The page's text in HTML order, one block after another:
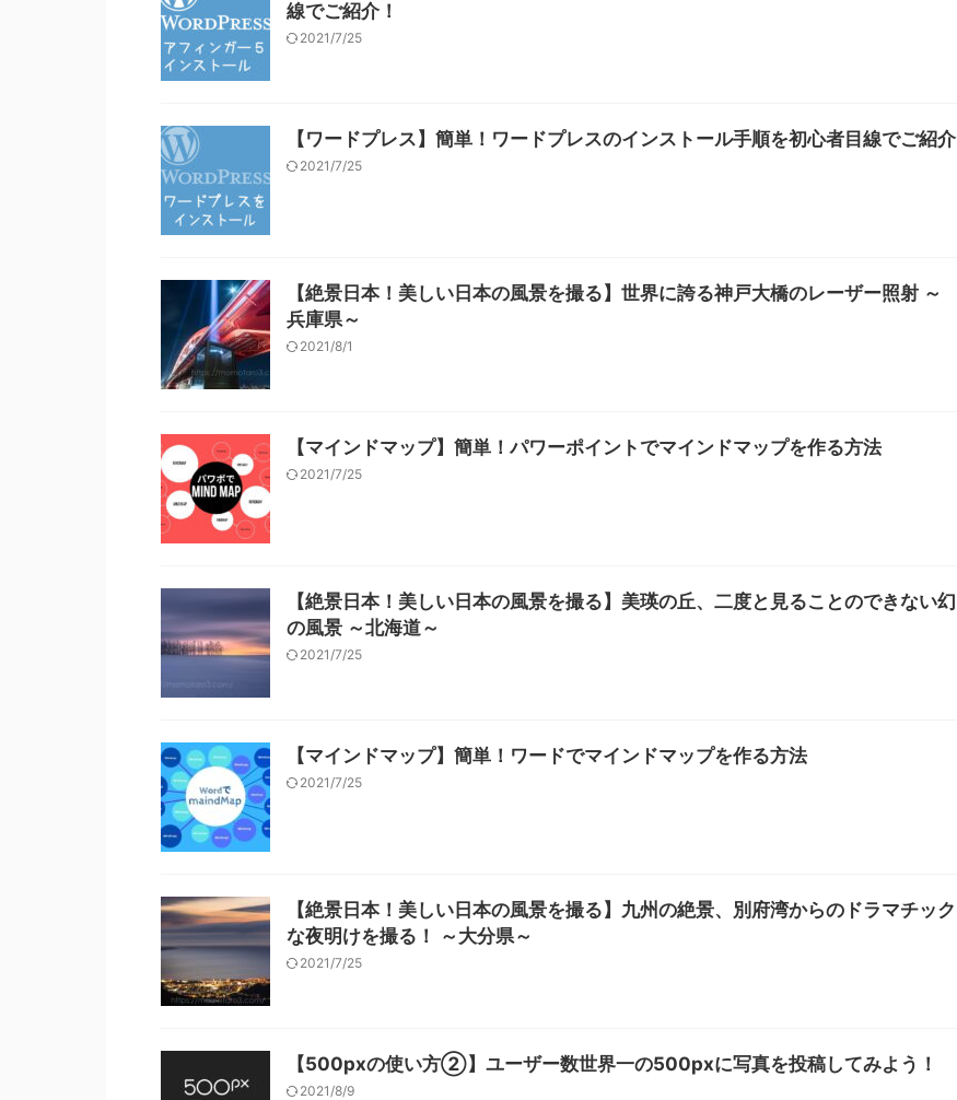
線でご紹介！
2021/7/25
【ワードプレス】簡単！ワードプレスのインストール手順を初心者目線でご紹介
2021/7/25
【絶景日本！美しい日本の風景を撮る】世界に誇る神戸大橋のレーザー照射 ～
兵庫県～
2021/8/1
【マインドマップ】簡単！パワーポイントでマインドマップを作る方法
2021/7/25
【絶景日本！美しい日本の風景を撮る】美瑛の丘、二度と見ることのできない幻
の風景 ～北海道～
2021/7/25
【マインドマップ】簡単！ワードでマインドマップを作る方法
2021/7/25
【絶景日本！美しい日本の風景を撮る】九州の絶景、別府湾からのドラマチック
な夜明けを撮る！ ～大分県～
2021/7/25
【500pxの使い方②】ユーザー数世界一の500pxに写真を投稿してみよう！
2021/8/9